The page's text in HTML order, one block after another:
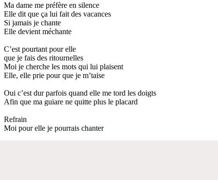
Ma dame me préfère en silence
Elle dit que ça lui fait des vacances
Si jamais je chante
Elle devient méchante
C’est pourtant pour elle
que je fais des ritournelles
Moi je cherche les mots qui lui plaisent
Elle, elle prie pour que je m’taise
Oui c’est dur parfois quand elle me tord les doigts
Afin que ma guiare ne quitte plus le placard
Refrain
Moi pour elle je pourrais chanter